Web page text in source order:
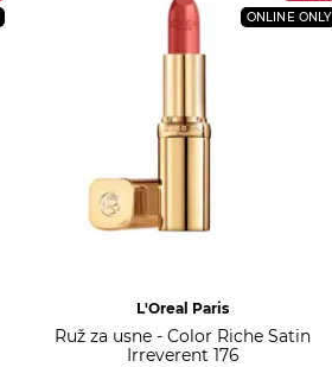
ONLINE ONLY
L'Oreal Paris
Ruž za usne - Color Riche Satin
Irreverent 176